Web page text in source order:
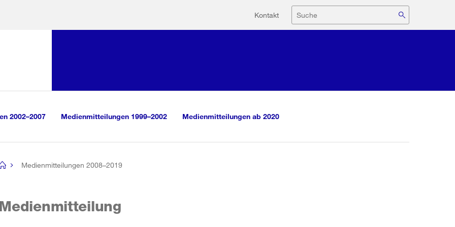
Hilfsnavigation
Kontakt Suche
2002–2007 Medienmitteilungen 1999–2002 Medienmitteilungen ab 2020
Medienmitteilungen 2008–2019